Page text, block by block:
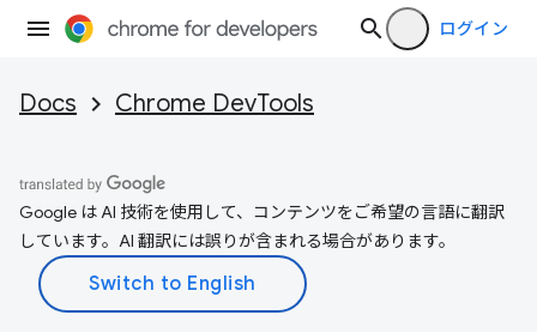
ログイン
Docs Chrome DevTools
Google は AI 技術を使用して、コンテンツをご希望の言語に翻訳
しています。AI 翻訳には誤りが含まれる場合があります。